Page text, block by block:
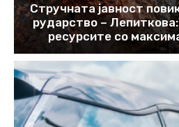
Стручната јавност
рударство –
ресурсите со